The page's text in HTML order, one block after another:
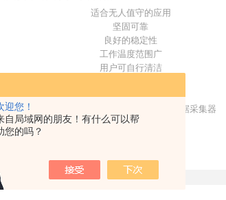
迎您！
自局域网的朋友！有什么可以帮
您的吗？
适合无人值守的应用
坚固可靠
良好的稳定性
工作温度范围广
用户可自行清洁
低功耗
兼容大多数 Campbell Scientific 数据采集器
探头 产品规格